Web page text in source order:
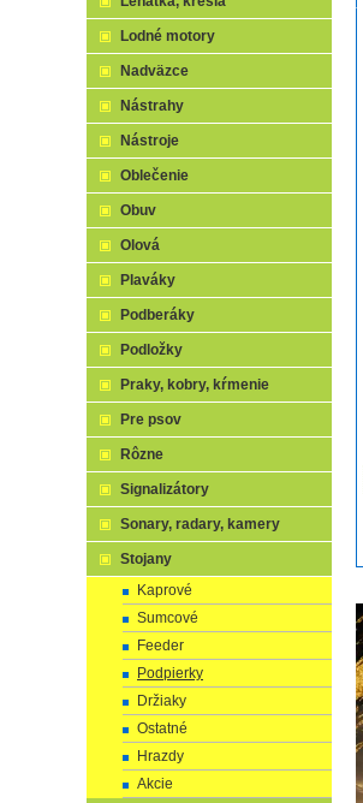
Lodné motory
Nadväzce
Nástrahy
Nástroje
Oblečenie
Obuv
Olová
Plaváky
Podberáky
Podložky
Praky, kobry, kŕmenie
Pre psov
Rôzne
Signalizátory
Sonary, radary, kamery
Stojany
Kaprové
Sumcové
Feeder
Podpierky
Držiaky
Ostatné
Hrazdy
Akcie